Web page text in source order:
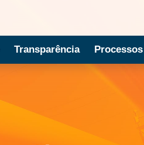
Transparência